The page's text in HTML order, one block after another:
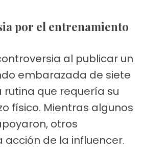
por el entrenamiento
al publicar un
embarazada de siete
rutina que requería su
físico. Mientras algunos
otros
acción de la influencer.